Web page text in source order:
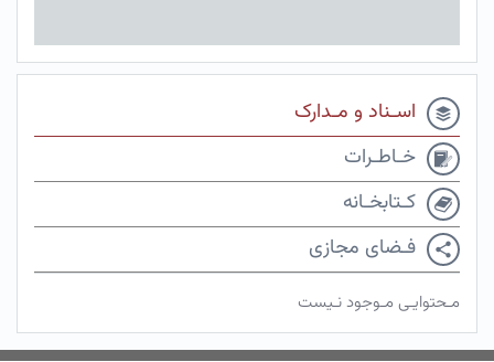
اسـناد و مـدارک
خـاطـرات
کـتابخـانه
فـضای مجازی
مـحتوایـی مـوجود نـیست